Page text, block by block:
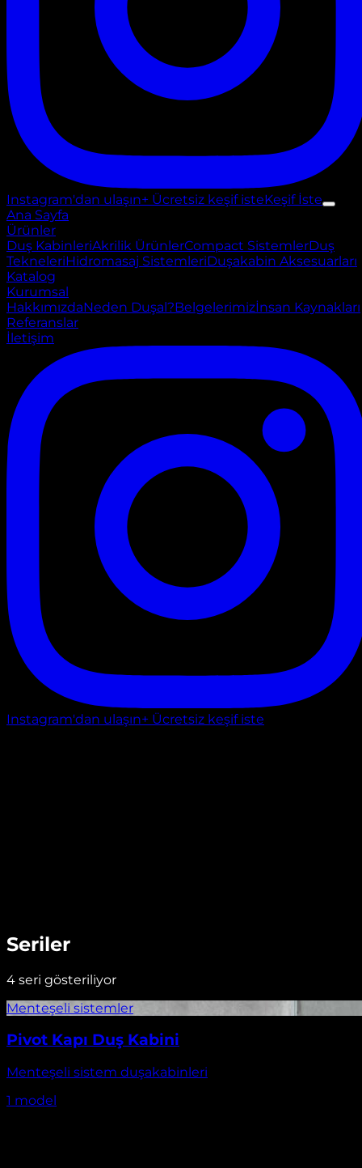
Instagram'dan ulaşın+ Ücretsiz keşif isteKeşif İste
Ana Sayfa
Ürünler
Duş KabinleriAkrilik ÜrünlerCompact SistemlerDuş
TekneleriHidromasaj SistemleriDuşakabin Aksesuarları
Katalog
Kurumsal
HakkımızdaNeden Duşal?Belgelerimizİnsan Kaynakları
Referanslar
İletişim
Instagram'dan ulaşın+ Ücretsiz keşif iste
Seriler
4 seri gösteriliyor
Pivot Kapı Duş Kabini
Menteşeli sistem duşakabinleri
1 model